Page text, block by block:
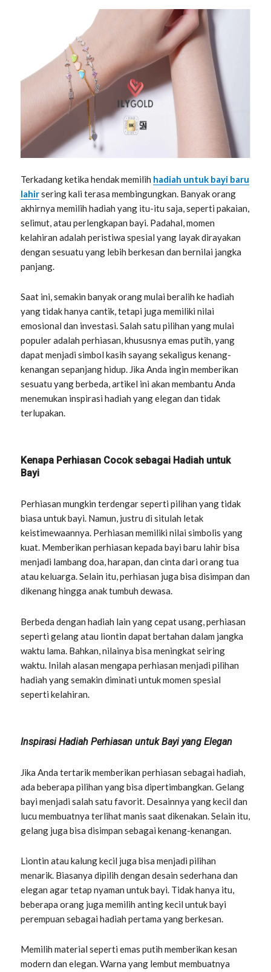
Terkadang ketika hendak memilih hadiah untuk bayi baru
lahirsering kali terasa membingungkan. Banyak orang
akhirnya memilih hadiah yang itu-itu saja, seperti pakaian,
selimut, atau perlengkapan bayi. Padahal, momen
kelahiran adalah peristiwa spesial yang layak dirayakan
dengan sesuatu yang lebih berkesan dan bernilai jangka
panjang.
Saat ini, semakin banyak orang mulai beralih ke hadiah
yang tidak hanya cantik, tetapi juga memiliki nilai
emosional dan investasi. Salah satu pilihan yang mulai
populer adalah perhiasan, khususnya emas putih, yang
dapat menjadi simbol kasih sayang sekaligus kenang-
kenangan sepanjang hidup. Jika Anda ingin memberikan
sesuatu yang berbeda, artikel ini akan membantu Anda
menemukan inspirasi hadiah yang elegan dan tidak
terlupakan.
Kenapa Perhiasan Cocok sebagai Hadiah untuk
Bayi
Perhiasan mungkin terdengar seperti pilihan yang tidak
biasa untuk bayi. Namun, justru di situlah letak
keistimewaannya. Perhiasan memiliki nilai simbolis yang
kuat. Memberikan perhiasan kepada bayi baru lahir bisa
menjadi lambang doa, harapan, dan cinta dari orang tua
atau keluarga. Selain itu, perhiasan juga bisa disimpan dan
dikenang hingga anak tumbuh dewasa.
Berbeda dengan hadiah lain yang cepat usang, perhiasan
seperti gelang atau liontin dapat bertahan dalam jangka
waktu lama. Bahkan, nilainya bisa meningkat seiring
waktu. Inilah alasan mengapa perhiasan menjadi pilihan
hadiah yang semakin diminati untuk momen spesial
seperti kelahiran.
Inspirasi Hadiah Perhiasan untuk Bayi yang Elegan
Jika Anda tertarik memberikan perhiasan sebagai hadiah,
ada beberapa pilihan yang bisa dipertimbangkan. Gelang
bayi menjadi salah satu favorit. Desainnya yang kecil dan
lucu membuatnya terlihat manis saat dikenakan. Selain itu,
gelang juga bisa disimpan sebagai kenang-kenangan.
Liontin atau kalung kecil juga bisa menjadi pilihan
menarik. Biasanya dipilih dengan desain sederhana dan
elegan agar tetap nyaman untuk bayi. Tidak hanya itu,
beberapa orang juga memilih anting kecil untuk bayi
perempuan sebagai hadiah pertama yang berkesan.
Memilih material seperti emas putih memberikan kesan
modern dan elegan. Warna yang lembut membuatnya